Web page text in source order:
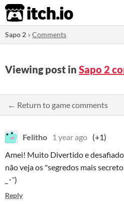
itch.io
Sapo 2 »Comments
Viewing post in Sapo 2
← Return to game comments
Felitho 1 year ago (+1)
Amei! Muito Divertido e
não veja os "segredos mais
_･˘)
Reply